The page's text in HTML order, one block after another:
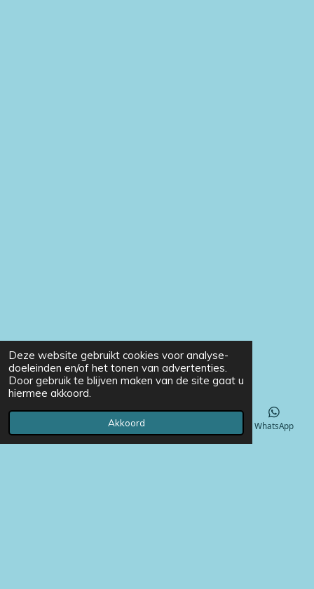
Deze website gebruikt cookies voor analyse-
doeleinden en/of het tonen van advertenties.
Door gebruik te blijven maken van de site gaat u
hiermee akkoord.
Akkoord
Telefoonnummer WhatsApp